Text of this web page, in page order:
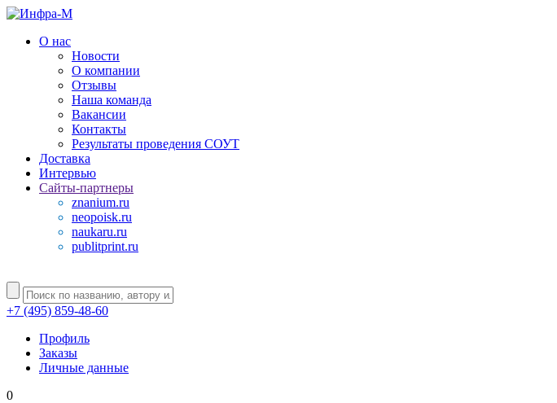
О нас
Новости
О компании
Отзывы
Наша команда
Вакансии
Контакты
Результаты проведения СОУТ
Доставка
Интервью
Сайты-партнеры
znanium.ru
neopoisk.ru
naukaru.ru
publitprint.ru
+7 (495) 859-48-60
Профиль
Заказы
Личные данные
0